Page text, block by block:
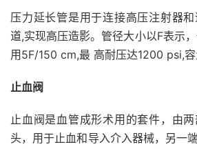
压力延长管是用于连接高压注射器
道,实现高压造影。管径大小以F表示
用5F/150 cm,最 高耐压达1200 psi,容
止血阀
止血阀是血管成形术用的套件，由
头，用于止血和导入介入器械，另一